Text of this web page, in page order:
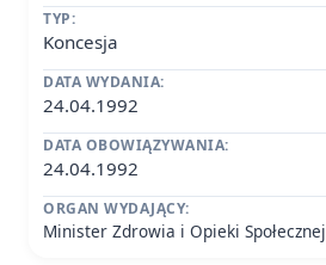
TYP:
Koncesja
DATA WYDANIA:
24.04.1992
DATA OBOWIĄZYWANIA:
24.04.1992
ORGAN WYDAJĄCY:
Minister Zdrowia i Opieki Społecznej